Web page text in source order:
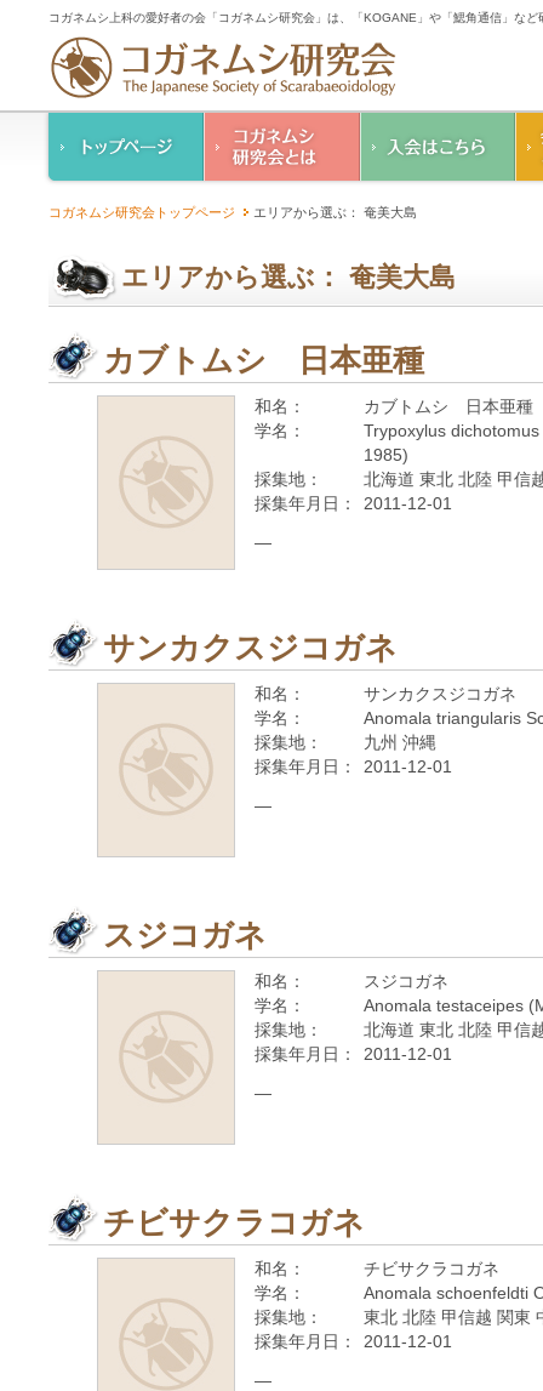
コガネムシ上科の愛好者の会「コガネムシ研究会」は、「KOGANE」や「鰓角通信」な
ご案内
幹事紹介
コガネムシ研究会トップページ エリアから選ぶ： 奄美大島
エリアから選ぶ： 奄美大島
カブトムシ 日本亜種
和名：
カブトムシ 日本亜種
学名：
Trypoxylus
1985)
採集地：
北海道 東北 北陸 甲信
採集年月日：
2011-12-01
—
サンカクスジコガネ
和名：
サンカクスジコガネ
学名：
Anomala triangularis
採集地：
九州 沖縄
採集年月日：
2011-12-01
—
スジコガネ
和名：
スジコガネ
学名：
Anomala testaceipes
採集地：
北海道 東北 北陸 甲信
採集年月日：
2011-12-01
—
チビサクラコガネ
和名：
チビサクラコガネ
学名：
Anomala schoenfeldti
採集地：
東北 北陸 甲信越 関東
採集年月日：
2011-12-01
—